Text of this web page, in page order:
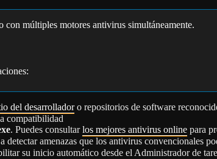
con múltiples motores antivirus simultáneamente.
del desarrolladoro repositorios de software
compatibilidad
. Puedes consultarlos mejores antivirus online para
detectar amenazas que los antivirus convencionales
su inicio automático desde el Administrador de